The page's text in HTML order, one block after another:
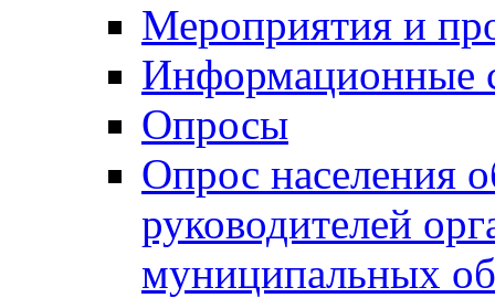
Мероприятия и
Информационные
Опросы
Опрос населения
руководителей
муниципальных